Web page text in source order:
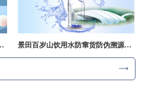
溯源系统开发 景田百岁山饮用水防窜货防伪溯源成功案例